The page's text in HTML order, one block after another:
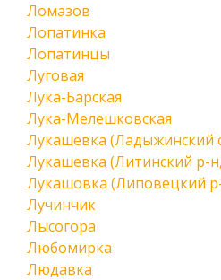
Ломазов
Лопатинка
Лопатинцы
Луговая
Лука-Барская
Лука-Мелешковская
Лукашевка (Ладыжинский
Лукашевка (Литинский р-
Лукашовка (Липовецкий
Лучинчик
Лысогора
Любомирка
Людавка